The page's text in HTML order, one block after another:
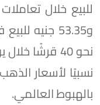
نحو 40
نسبيًا لأسعار
بالهبوط العالمي.